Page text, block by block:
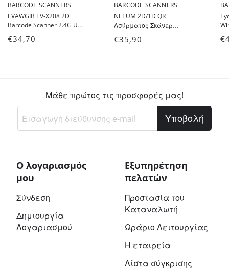
BARCODE SCANNERS
EVAWGIB EV-X208 2D
Barcode Scanner 2.4G USB
Αναγνώστης Barcode 1D &
€34,70
BARCODE SCANNERS
NETUM 2D/1D QR
Ασύρματος Σκάνερ
Wireless Barcode Laser
€35,90 €
Μάθε πρώτος τις προσφορές μας!
Υποβολή
Ο λογαριασμός
μου
Σύνδεση
Δημιουργία
Λογαριασμού
Εξυπηρέτηση
πελατών
Προστασία του
Καταναλωτή
Ωράριο Λειτουργίας
Η εταιρεία
Λίστα σύγκρισης